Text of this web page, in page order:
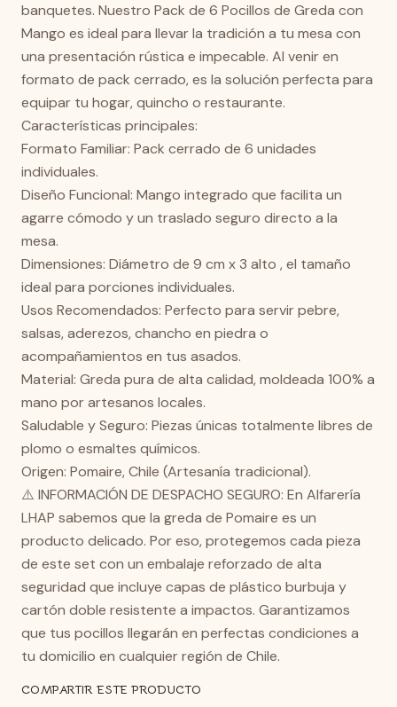
banquetes. Nuestro Pack de 6 Pocillos de Greda con
Mango es ideal para llevar la tradición a tu mesa con
una presentación rústica e impecable. Al venir en
formato de pack cerrado, es la solución perfecta para
equipar tu hogar, quincho o restaurante.
Características principales:
Formato Familiar: Pack cerrado de 6 unidades
individuales.
Diseño Funcional: Mango integrado que facilita un
agarre cómodo y un traslado seguro directo a la
mesa.
Dimensiones: Diámetro de 9 cm x 3 alto , el tamaño
ideal para porciones individuales.
Usos Recomendados: Perfecto para servir pebre,
salsas, aderezos, chancho en piedra o
acompañamientos en tus asados.
Material: Greda pura de alta calidad, moldeada 100% a
mano por artesanos locales.
Saludable y Seguro: Piezas únicas totalmente libres de
plomo o esmaltes químicos.
Origen: Pomaire, Chile (Artesanía tradicional).
⚠️ INFORMACIÓN DE DESPACHO SEGURO: En Alfarería
LHAP sabemos que la greda de Pomaire es un
producto delicado. Por eso, protegemos cada pieza
de este set con un embalaje reforzado de alta
seguridad que incluye capas de plástico burbuja y
cartón doble resistente a impactos. Garantizamos
que tus pocillos llegarán en perfectas condiciones a
tu domicilio en cualquier región de Chile.
COMPARTIR ESTE PRODUCTO